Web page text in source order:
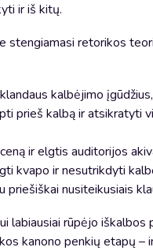
ir iš kitų.
stengiamasi retorikos
kalbėjimo įgūdžius,
prieš kalbą ir atsikratyti
ir elgtis auditorijos
kvapo ir nesutrikdyti
priešiškai nusiteikusiais
labiausiai rūpėjo iškalbos
kanono penkių etapų –